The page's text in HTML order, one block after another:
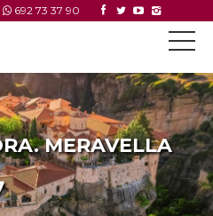
692 73 37 90
MERAVELLA